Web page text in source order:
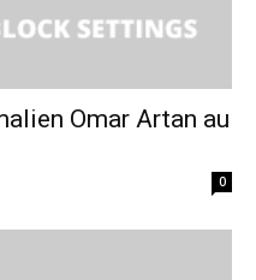
Omar Artan au
0